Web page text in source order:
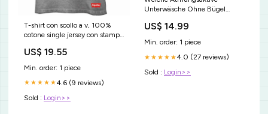
T-shirt con scollo a v, 100%
cotone single jersey con stampa
US$ 19.55
Min. order: 1 piece
★★★★★4.6 (9 reviews)
Sold : Login>>
Unterwäsche Ohne Bügel
US$ 14.99
Min. order: 1 piece
★★★★★4.0 (27 reviews)
Sold : Login>>